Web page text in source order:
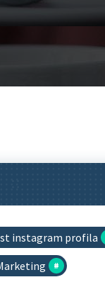
instagram profila